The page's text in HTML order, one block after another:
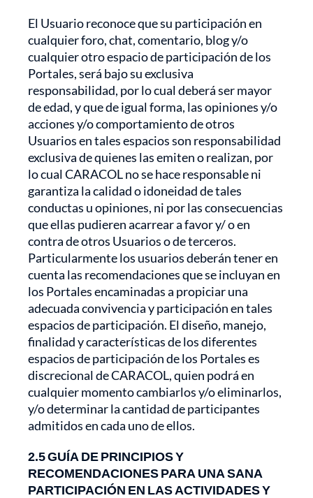
El Usuario reconoce que su participación en
cualquier foro, chat, comentario, blog y/o
cualquier otro espacio de participación de los
Portales, será bajo su exclusiva
responsabilidad, por lo cual deberá ser mayor
de edad, y que de igual forma, las opiniones y/o
acciones y/o comportamiento de otros
Usuarios en tales espacios son responsabilidad
exclusiva de quienes las emiten o realizan, por
lo cual CARACOL no se hace responsable ni
garantiza la calidad o idoneidad de tales
conductas u opiniones, ni por las consecuencias
que ellas pudieren acarrear a favor y/ o en
contra de otros Usuarios o de terceros.
Particularmente los usuarios deberán tener en
cuenta las recomendaciones que se incluyan en
los Portales encaminadas a propiciar una
adecuada convivencia y participación en tales
espacios de participación. El diseño, manejo,
finalidad y características de los diferentes
espacios de participación de los Portales es
discrecional de CARACOL, quien podrá en
cualquier momento cambiarlos y/o eliminarlos,
y/o determinar la cantidad de participantes
admitidos en cada uno de ellos.
2.5 GUÍA DE PRINCIPIOS Y
RECOMENDACIONES PARA UNA SANA
PARTICIPACIÓN EN LAS ACTIVIDADES Y